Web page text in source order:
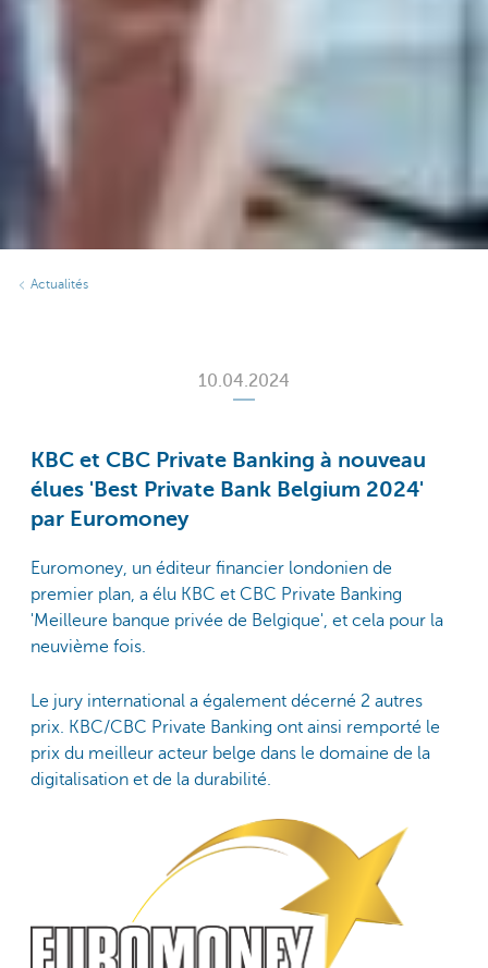
Actualités
10.04.2024
KBC et CBC Private Banking à nouveau
élues 'Best Private Bank Belgium 2024'
par Euromoney
Euromoney, un éditeur financier londonien de
premier plan, a élu KBC et CBC Private Banking
'Meilleure banque privée de Belgique', et cela pour la
neuvième fois.
Le jury international a également décerné 2 autres
prix. KBC/CBC Private Banking ont ainsi remporté le
prix du meilleur acteur belge dans le domaine de la
digitalisation et de la durabilité.